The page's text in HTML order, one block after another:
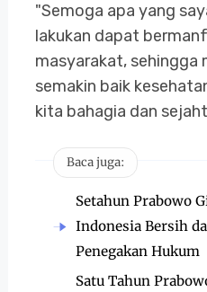
"Semoga apa yang
lakukan dapat
masyarakat, sehingga
semakin baik
kita bahagia dan
Baca juga:
Setahun Prabowo
Indonesia Bersih
Penegakan Hukum
Satu Tahun